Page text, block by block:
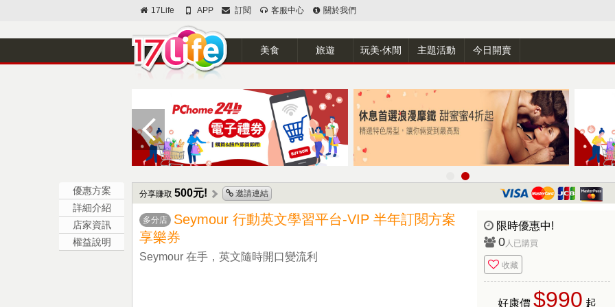
17Life APP 訂閱 客服中心 關於我們
美食 旅遊 玩美‧休閒 主題活動 今日開賣
優惠方案
詳細介紹
店家資訊
權益說明
分享賺取 500元! 邀請連結
多分店
Seymour 行動英文學習平台-VIP 半年訂閱方案
享樂券
Seymour 在手，英文隨時開口變流利
限時優惠中!
0人已購買
收藏
好康價 $990 起